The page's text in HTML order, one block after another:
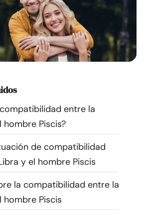
Escríbenos
Publicidad con
entre la
hombre Piscis?
de compatibilidad
y el hombre Piscis
la compatibilidad entre la
hombre Piscis